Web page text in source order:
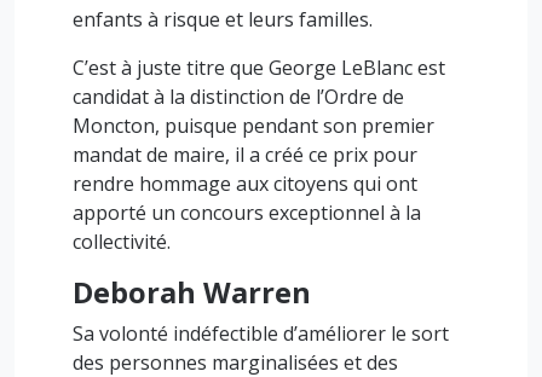
enfants à risque et leurs familles.
C’est à juste titre que George LeBlanc est
candidat à la distinction de l’Ordre de
Moncton, puisque pendant son premier
mandat de maire, il a créé ce prix pour
rendre hommage aux citoyens qui ont
apporté un concours exceptionnel à la
collectivité.
Deborah Warren
Sa volonté indéfectible d’améliorer le sort
des personnes marginalisées et des